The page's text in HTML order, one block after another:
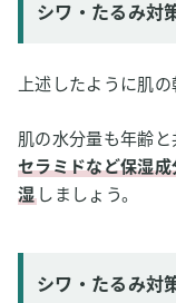
シワ・たるみ
上述したように肌
肌の水分量も年齢
セラミドなど保湿
湿 しましょう。
シワ・たるみ